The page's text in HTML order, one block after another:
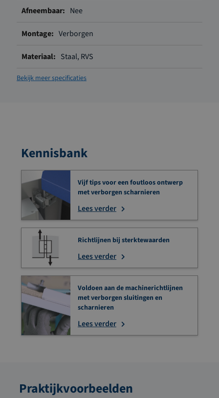
Nee
Verborgen
Staal, RVS
Bekijk meer specificaties
Kennisbank
Vijf tips voor een foutloos ontwerp
met verborgen scharnieren
Lees verder
Richtlijnen bij sterktewaarden
Lees verder
Voldoen aan de machinerichtlijnen
met verborgen sluitingen en
scharnieren
Lees verder
Praktijkvoorbeelden